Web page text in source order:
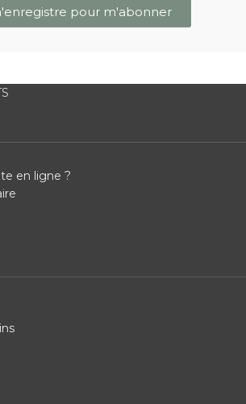
pour m'abonner
en ligne ?